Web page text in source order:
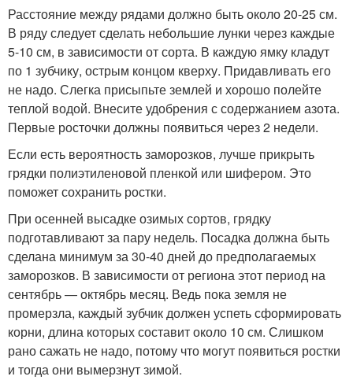
Расстояние между рядами должно быть около 20-25 см.
В ряду следует сделать небольшие лунки через каждые
5-10 см, в зависимости от сорта. В каждую ямку кладут
по 1 зубчику, острым концом кверху. Придавливать его
не надо. Слегка присыпьте землей и хорошо полейте
теплой водой. Внесите удобрения с содержанием азота.
Первые росточки должны появиться через 2 недели.
Если есть вероятность заморозков, лучше прикрыть
грядки полиэтиленовой пленкой или шифером. Это
поможет сохранить ростки.
При осенней высадке озимых сортов, грядку
подготавливают за пару недель. Посадка должна быть
сделана минимум за 30-40 дней до предполагаемых
заморозков. В зависимости от региона этот период на
сентябрь — октябрь месяц. Ведь пока земля не
промерзла, каждый зубчик должен успеть сформировать
корни, длина которых составит около 10 см. Слишком
рано сажать не надо, потому что могут появиться ростки
и тогда они вымерзнут зимой.